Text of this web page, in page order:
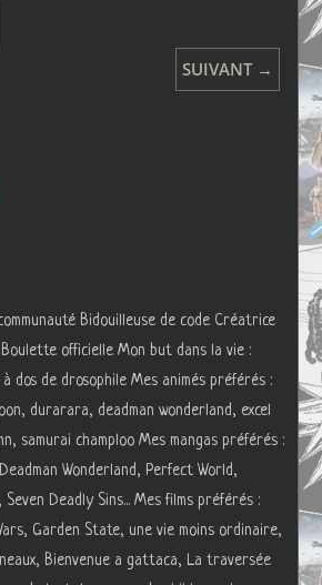
SUIVANT →
Bidouilleuse de code Créatrice
officielle Mon but dans la vie :
dos de drosophile Mes animés préférés :
durarara, deadman wonderland, excel
samurai champloo Mes mangas préférés :
Wonderland, Perfect World,
Deadly Sins... Mes films préférés :
Garden State, une vie moins ordinaire,
Bienvenue a gattaca, La traversée